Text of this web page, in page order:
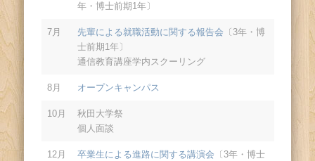
年・博士前期1年〕
7月 先輩による就職活動に関する報告会 〔3年・博
士前期1年〕
通信教育講座学内スクーリング
8月 オープンキャンパス
10月
秋田大学祭
個人面談
12月 卒業生による進路に関する講演会 〔3年・博士